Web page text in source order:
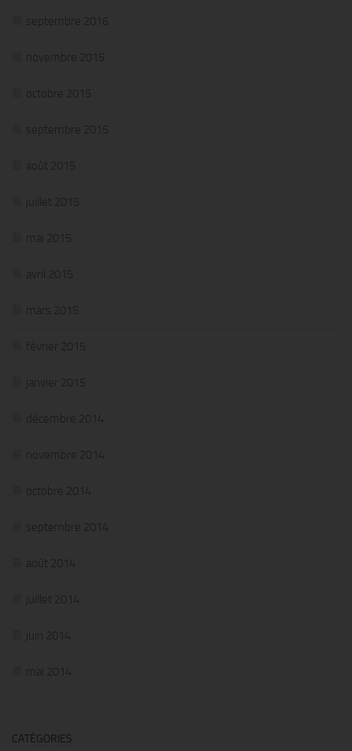
septembre 2016
novembre 2015
octobre 2015
septembre 2015
août 2015
juillet 2015
mai 2015
avril 2015
mars 2015
février 2015
janvier 2015
décembre 2014
novembre 2014
octobre 2014
septembre 2014
août 2014
juillet 2014
juin 2014
mai 2014
CATÉGORIES